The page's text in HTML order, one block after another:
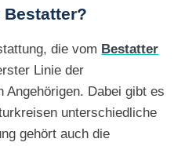
Bestatter?
die vom Bestatter
Linie der
Angehörigen. Dabei gibt es
unterschiedliche
gehört auch die